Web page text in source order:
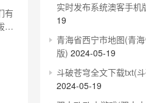
有
实时发布系统澳客手机
19
青海省西宁市地图(青
版) 2024-05-19
斗破苍穹全文下载txt(
2024-05-19